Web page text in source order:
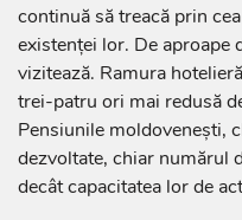
continuă să treacă prin
existenței lor. De aproape
vizitează. Ramura
trei-patru ori mai redusă
Pensiunile moldovenești,
dezvoltate, chiar numărul
decât capacitatea lor de